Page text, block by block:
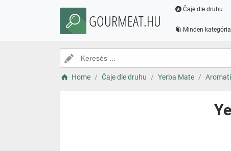
GOURMEAT.HU
Čaje dle druhu
Minden kategória
Home Čaje dle druhu Yerba Mate